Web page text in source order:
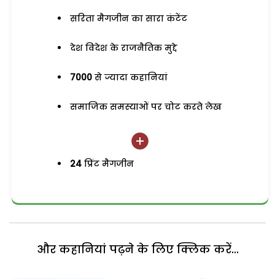
सरिता मैगजीन का सारा कंटेंट
देश विदेश के राजनैतिक मुद्दे
7000 से ज्यादा कहानियां
समाजिक समस्याओं पर चोट करते लेख
24 प्रिंट मैगजीन
और कहानियां पढ़ने के लिए क्लिक करें...